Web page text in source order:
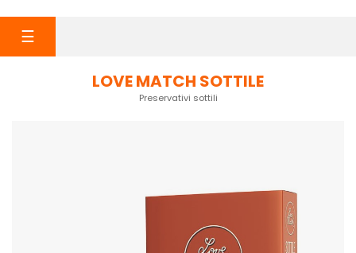
navigazione
☰
LOVE MATCH SOTTILE
Preservativi sottili